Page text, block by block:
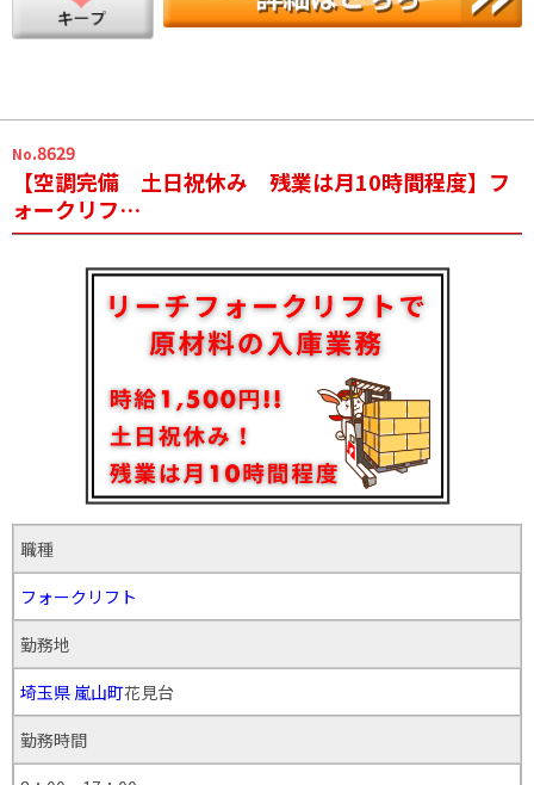
No.8629
【空調完備 土日祝休み 残業は月10時間程度】フ
ォークリフ…
職種
フォークリフト
勤務地
埼玉県 嵐山町花見台
勤務時間